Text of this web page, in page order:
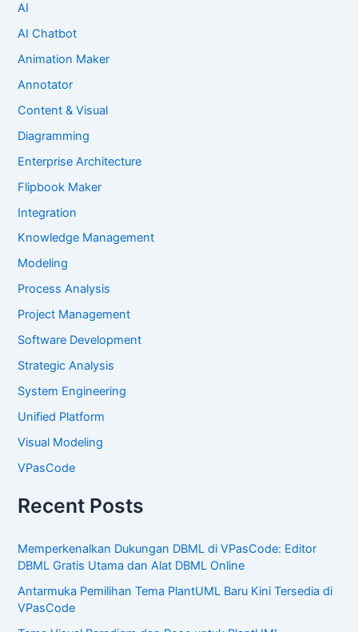
AI
AI Chatbot
Animation Maker
Annotator
Content & Visual
Diagramming
Enterprise Architecture
Flipbook Maker
Integration
Knowledge Management
Modeling
Process Analysis
Project Management
Software Development
Strategic Analysis
System Engineering
Unified Platform
Visual Modeling
VPasCode
Recent Posts
Memperkenalkan Dukungan DBML di VPasCode: Editor
DBML Gratis Utama dan Alat DBML Online
Antarmuka Pemilihan Tema PlantUML Baru Kini Tersedia di
VPasCode